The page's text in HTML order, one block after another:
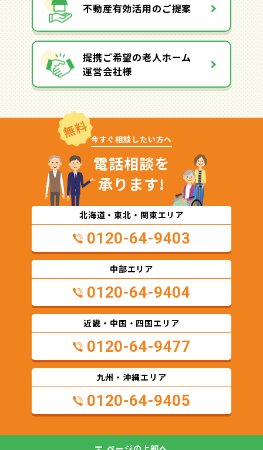
不動産有効活用のご提案
提携ご希望の老人ホーム
運営会社様
無料 今すぐ相談したい方へ
電話相談を
承ります!
北海道・東北・関東エリア
0120-64-9403
中部エリア
0120-64-9404
近畿・中国・四国エリア
0120-64-9477
九州・沖縄エリア
0120-64-9405